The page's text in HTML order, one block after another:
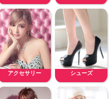
アクセサリー シューズ